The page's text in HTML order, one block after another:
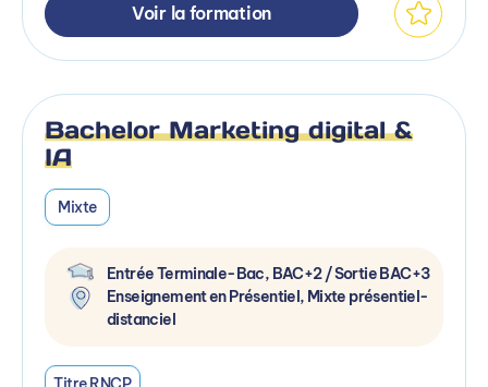
Voir la formation
Bachelor Marketing digital &
IA
Mixte
Entrée Terminale-Bac, BAC+2 / Sortie BAC+3
Enseignement en Présentiel, Mixte présentiel-
distanciel